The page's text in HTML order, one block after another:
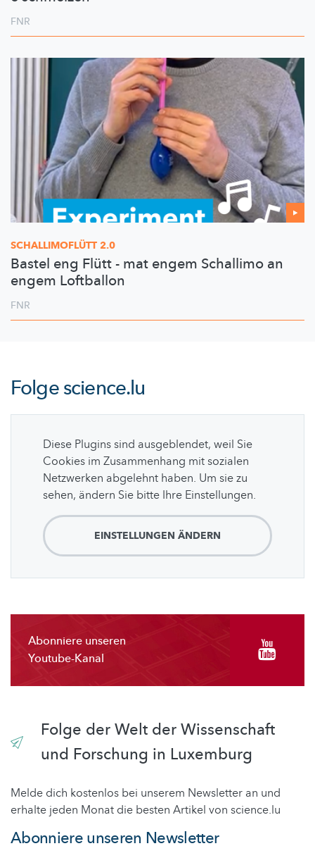
FNR
SCHALLIMOFLÜTT 2.0
Bastel eng Flütt - mat engem Schallimo an
engem Loftballon
FNR
Folgescience.lu
Diese Plugins sind ausgeblendet, weil Sie
Cookies im Zusammenhang mit sozialen
Netzwerken abgelehnt haben. Um sie zu
sehen, ändern Sie bitte Ihre Einstellungen.
EINSTELLUNGEN ÄNDERN
Abonniere unseren
Youtube-Kanal
Folge der Welt der Wissenschaft
und Forschung in Luxemburg
Melde dich kostenlos bei unserem Newsletter an und
erhalte jeden Monat die besten Artikel von science.lu
Abonniere unseren Newsletter